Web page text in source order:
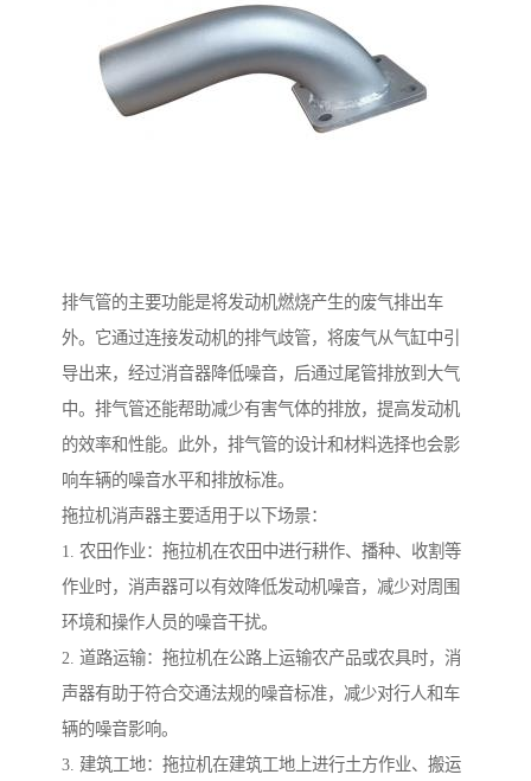
排气管的主要功能是将发动机燃烧产生的废气排出车
外。它通过连接发动机的排气歧管，将废气从气缸中引
导出来，经过消音器降低噪音，后通过尾管排放到大气
中。排气管还能帮助减少有害气体的排放，提高发动机
的效率和性能。此外，排气管的设计和材料选择也会影
响车辆的噪音水平和排放标准。
拖拉机消声器主要适用于以下场景：
1. 农田作业：拖拉机在农田中进行耕作、播种、收割等
作业时，消声器可以有效降低发动机噪音，减少对周围
环境和操作人员的噪音干扰。
2. 道路运输：拖拉机在公路上运输农产品或农具时，消
声器有助于符合交通法规的噪音标准，减少对行人和车
辆的噪音影响。
3. 建筑工地：拖拉机在建筑工地上进行土方作业、搬运